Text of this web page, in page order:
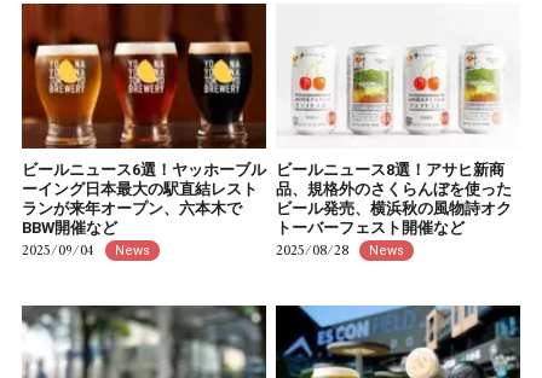
ビールニュース6選！ヤッホーブル
ーイング日本最大の駅直結レスト
ランが来年オープン、六本木で
BBW開催など
2025/09/04 News
ビールニュース8選！アサヒ新商
品、規格外のさくらんぼを使った
ビール発売、横浜秋の風物詩オク
トーバーフェスト開催など
2025/08/28 News